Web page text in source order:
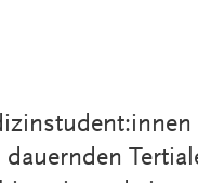
dauernden